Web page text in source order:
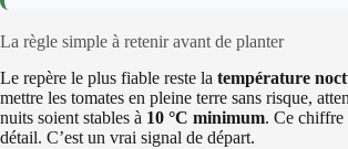
La règle simple à retenir avant de planter
Le repère le plus fiable reste la température
mettre les tomates en pleine terre sans risque,
nuits soient stables à 10 °C minimum. Ce chiffre
détail. C’est un vrai signal de départ.